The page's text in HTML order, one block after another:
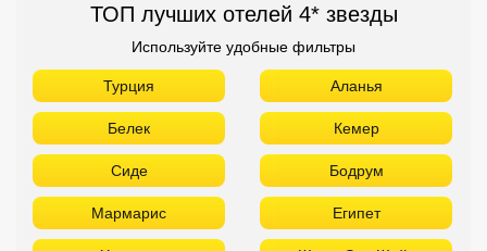
ТОП лучших отелей 4* звезды
Используйте удобные фильтры
Турция Аланья
Белек Кемер
Сиде Бодрум
Мармарис Египет